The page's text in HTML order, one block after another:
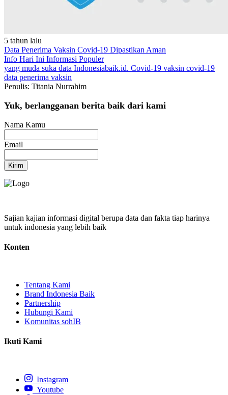
5 tahun lalu
Data Penerima Vaksin Covid-19 Dipastikan Aman
Info Hari Ini Informasi Populer
yang muda suka data Indonesiabaik.id. Covid-19 vaksin covid-19
data penerima vaksin
Penulis: Titania Nurrahim
Yuk, berlangganan berita baik dari kami
Nama Kamu
Email
Kirim
Sajian kajian informasi digital berupa data dan fakta tiap harinya
untuk indonesia yang lebih baik
Konten
Tentang Kami
Brand Indonesia Baik
Partnership
Hubungi Kami
Komunitas sohIB
Ikuti Kami
Instagram
Youtube